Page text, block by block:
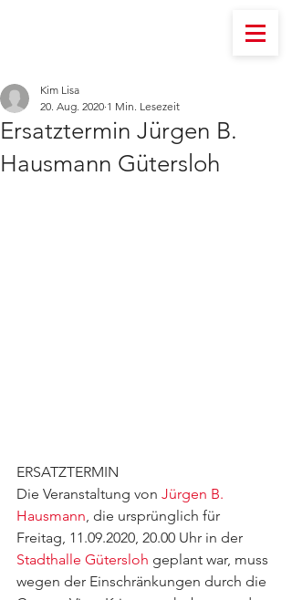
Ersatztermin Jürgen B.
Hausmann Gütersloh
Kim Lisa
20. Aug. 2020 1 Min. Lesezeit
ERSATZTERMIN
Die Veranstaltung von Jürgen B.
Hausmann, die ursprünglich für
Freitag, 11.09.2020, 20.00 Uhr in der
Stadthalle Gütersloh geplant war, muss
wegen der Einschränkungen durch die